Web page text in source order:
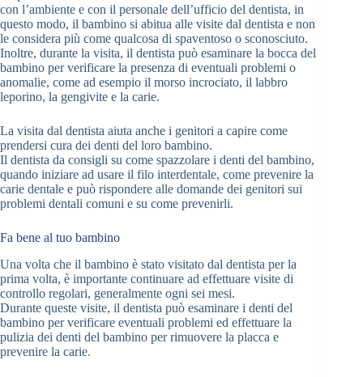
con l’ambiente e con il personale dell’ufficio del dentista, in
questo modo, il bambino si abitua alle visite dal dentista e non
le considera più come qualcosa di spaventoso o sconosciuto.
Inoltre, durante la visita, il dentista può esaminare la bocca del
bambino per verificare la presenza di eventuali problemi o
anomalie, come ad esempio il morso incrociato, il labbro
leporino, la gengivite e la carie.
La visita dal dentista aiuta anche i genitori a capire come
prendersi cura dei denti del loro bambino.
Il dentista da consigli su come spazzolare i denti del bambino,
quando iniziare ad usare il filo interdentale, come prevenire la
carie dentale e può rispondere alle domande dei genitori sui
problemi dentali comuni e su come prevenirli.
Fa bene al tuo bambino
Una volta che il bambino è stato visitato dal dentista per la
prima volta, è importante continuare ad effettuare visite di
controllo regolari, generalmente ogni sei mesi.
Durante queste visite, il dentista può esaminare i denti del
bambino per verificare eventuali problemi ed effettuare la
pulizia dei denti del bambino per rimuovere la placca e
prevenire la carie.